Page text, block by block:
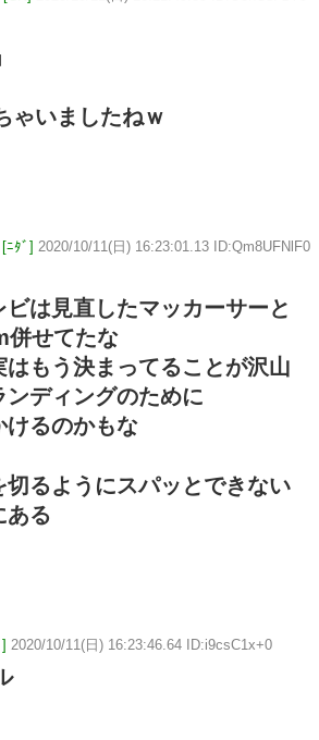
ゃいましたねｗ
ﾆﾀﾞ] 2020/10/11(日) 16:23:01.13 ID:Qm8UFNlF0
は見直したマッカーサーと
併せてたな
はもう決まってることが沢山
ンディングのために
けるのかもな
切るようにスパッとできない
ある
2020/10/11(日) 16:23:46.64 ID:i9csC1x+0